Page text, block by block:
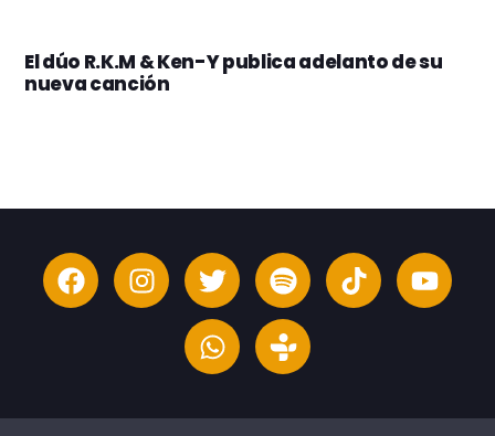
El dúo R.K.M & Ken-Y publica adelanto de su
nueva canción